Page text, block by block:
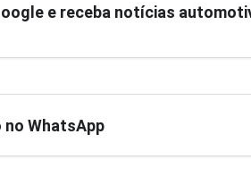
e receba notícias
WhatsApp